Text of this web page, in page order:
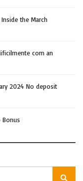
the March
com an
2024 No deposit
Bonus